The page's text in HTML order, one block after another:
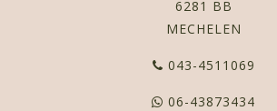
6281 BB
MECHELEN
043-4511069
06-43873434